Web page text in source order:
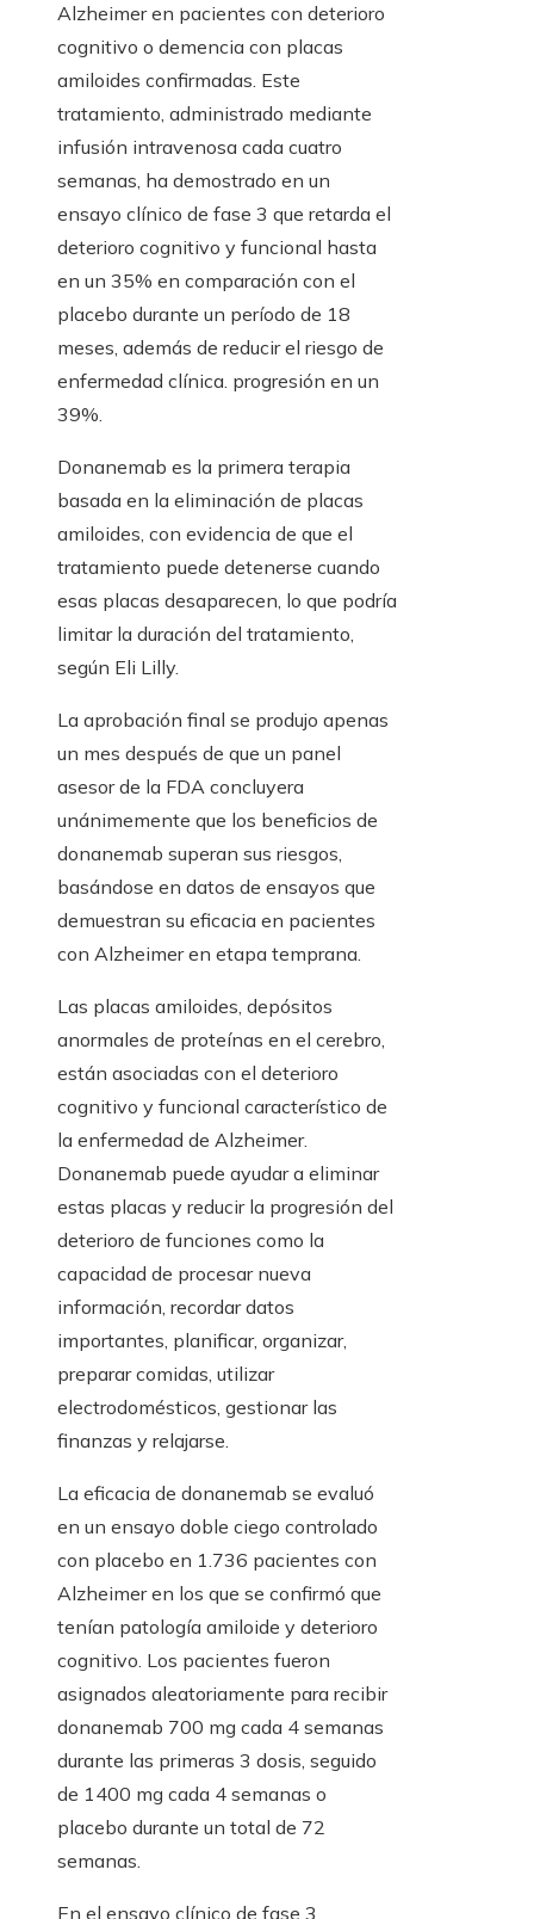
Alzheimer en pacientes con deterioro
cognitivo o demencia con placas
amiloides confirmadas. Este
tratamiento, administrado mediante
infusión intravenosa cada cuatro
semanas, ha demostrado en un
ensayo clínico de fase 3 que retarda el
deterioro cognitivo y funcional hasta
en un 35% en comparación con el
placebo durante un período de 18
meses, además de reducir el riesgo de
enfermedad clínica. progresión en un
39%.
Donanemab es la primera terapia
basada en la eliminación de placas
amiloides, con evidencia de que el
tratamiento puede detenerse cuando
esas placas desaparecen, lo que podría
limitar la duración del tratamiento,
según Eli Lilly.
La aprobación final se produjo apenas
un mes después de que un panel
asesor de la FDA concluyera
unánimemente que los beneficios de
donanemab superan sus riesgos,
basándose en datos de ensayos que
demuestran su eficacia en pacientes
con Alzheimer en etapa temprana.
Las placas amiloides, depósitos
anormales de proteínas en el cerebro,
están asociadas con el deterioro
cognitivo y funcional característico de
la enfermedad de Alzheimer.
Donanemab puede ayudar a eliminar
estas placas y reducir la progresión del
deterioro de funciones como la
capacidad de procesar nueva
información, recordar datos
importantes, planificar, organizar,
preparar comidas, utilizar
electrodomésticos, gestionar las
finanzas y relajarse.
La eficacia de donanemab se evaluó
en un ensayo doble ciego controlado
con placebo en 1.736 pacientes con
Alzheimer en los que se confirmó que
tenían patología amiloide y deterioro
cognitivo. Los pacientes fueron
asignados aleatoriamente para recibir
donanemab 700 mg cada 4 semanas
durante las primeras 3 dosis, seguido
de 1400 mg cada 4 semanas o
placebo durante un total de 72
semanas.
En el ensayo clínico de fase 3